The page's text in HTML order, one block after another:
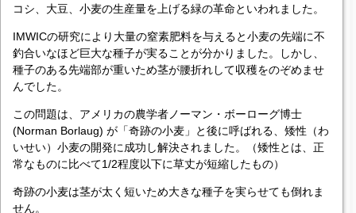
コシ、大豆、小麦の生産量を上げる緑の革命といわれました。
IMWICの研究により大量の窒素肥料を与えると小麦の先端に不
釣合いなほど巨大な種子が実ることが分かりました。しかし、
種子のある先端部が重いため茎が腰折れして収穫をのぞめませ
んでした。
この問題は、アメリカの農学者ノーマン・ボーローグ博士
(Norman Borlaug) が「奇跡の小麦」と後に呼ばれる、矮性（わ
いせい）小麦の開発に成功し解決されました。（矮性とは、正
常なものに比べて1/2程度以下に草丈が短縮したもの）
奇跡の小麦は茎が太く短いため大きな種子を実らせても倒れま
せん。